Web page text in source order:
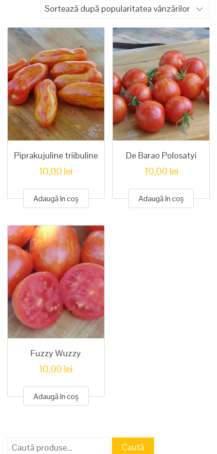
popularitate
Piprakujuline triibuline
10,00 lei
Adaugă în coș
De Barao Polosatyi
10,00 lei
Adaugă în coș
Fuzzy Wuzzy
10,00 lei
Adaugă în coș
Caută
Caută